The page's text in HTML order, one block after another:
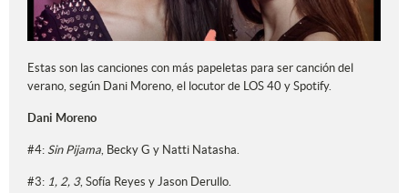
Estas son las canciones con más papeletas para ser canción del
verano, según Dani Moreno, el locutor de LOS 40 y Spotify.
Dani Moreno
#4: Sin Pijama, Becky G y Natti Natasha.
#3: 1, 2, 3, Sofía Reyes y Jason Derullo.